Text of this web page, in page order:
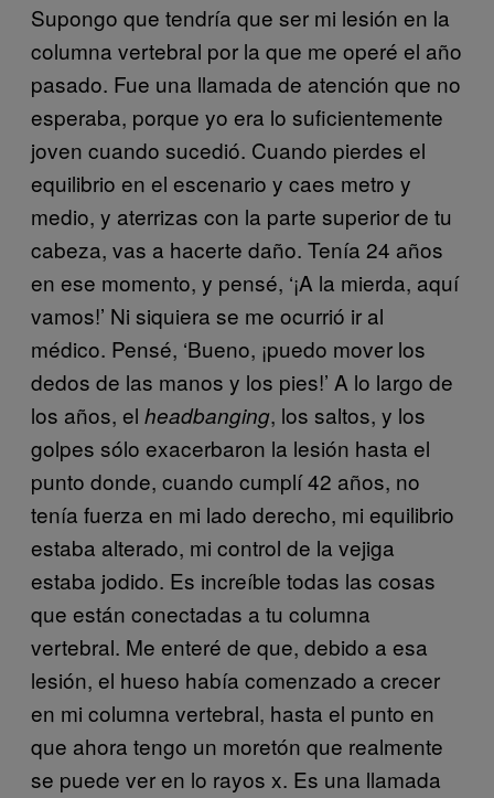
Supongo que tendría que ser mi lesión en la
columna vertebral por la que me operé el año
pasado. Fue una llamada de atención que no
esperaba, porque yo era lo suficientemente
joven cuando sucedió. Cuando pierdes el
equilibrio en el escenario y caes metro y
medio, y aterrizas con la parte superior de tu
cabeza, vas a hacerte daño. Tenía 24 años
en ese momento, y pensé, ‘¡A la mierda, aquí
vamos!’ Ni siquiera se me ocurrió ir al
médico. Pensé, ‘Bueno, ¡puedo mover los
dedos de las manos y los pies!’ A lo largo de
los años, el headbanging, los saltos, y los
golpes sólo exacerbaron la lesión hasta el
punto donde, cuando cumplí 42 años, no
tenía fuerza en mi lado derecho, mi equilibrio
estaba alterado, mi control de la vejiga
estaba jodido. Es increíble todas las cosas
que están conectadas a tu columna
vertebral. Me enteré de que, debido a esa
lesión, el hueso había comenzado a crecer
en mi columna vertebral, hasta el punto en
que ahora tengo un moretón que realmente
se puede ver en lo rayos x. Es una llamada